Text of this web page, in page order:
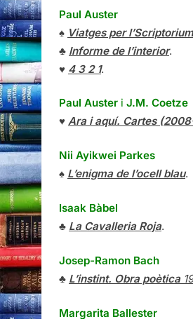
Paul Auster
♠ Viatges per l’Scriptorium
♣ Informe de l’interior.
♥ 4 3 2 1.
Paul Auster i J.M. Coetze
♥ Ara i aquí. Cartes
Nii Ayikwei Parkes
♠ L’enigma de l’ocell blau.
Isaak Bàbel
♣ La Cavalleria Roja.
Josep-Ramon Bach
♣ L’instint. Obra poètica
Margarita Ballester